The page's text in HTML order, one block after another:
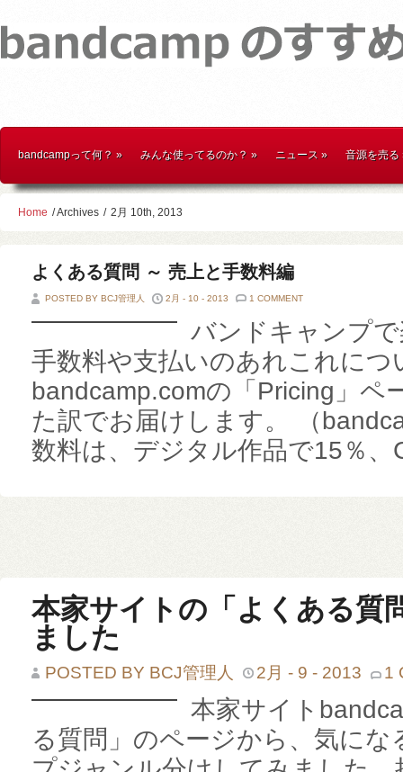
bandcampって何？ » みんな使ってるのか？ » ニュース » 音源を売る
Home / Archives 2月 10th, 2013
/
よくある質問 ～ 売上と手数料編
POSTED BY BCJ管理人 2月 - 10 - 2013 1 COMMENT
バンドキャンプ
手数料や支払いのあれこれにつ
bandcamp.comの「Pricing」ペ
た訳でお届けします。 （
数料は、デジタル作品で15％
本家サイトの「よくある質
ました
POSTED BY BCJ管理人 2月 - 9 - 2013 1
本家サイト
る質問」のページから、気に